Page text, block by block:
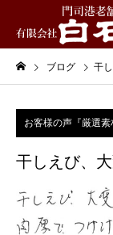
ブログ 干
お客様の声『厳選素
干しえび、